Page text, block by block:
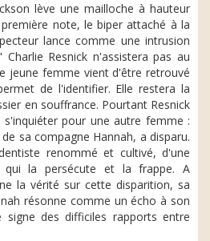
lève une mailloche à hauteur
note, le biper attaché à la
lance comme une intrusion
Resnick n'assistera pas au
jeune femme vient d'être retrouvé
de l'identifier. Elle restera la
en souffrance. Pourtant Resnick
pour une autre femme :
sa compagne Hannah, a disparu.
renommé et cultivé, d'une
qui la persécute et la frappe. A
la vérité sur cette disparition, sa
résonne comme un écho à son
signe des difficiles rapports entre